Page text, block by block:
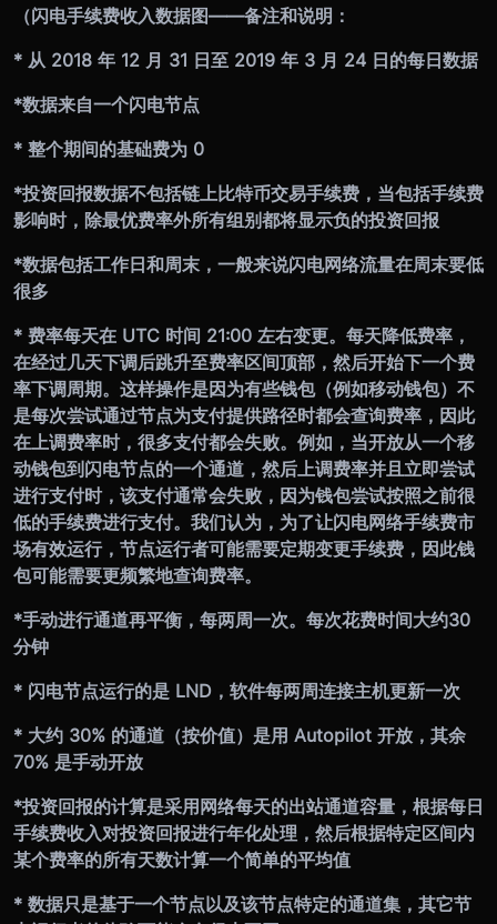
（闪电手续费收入数据图——备注和说明：
* 从 2018 年 12 月 31 日至 2019 年 3 月 24 日的每日数据
*数据来自一个闪电节点
* 整个期间的基础费为 0
*投资回报数据不包括链上比特币交易手续费，当包括手续费
影响时，除最优费率外所有组别都将显示负的投资回报
*数据包括工作日和周末，一般来说闪电网络流量在周末要低
很多
* 费率每天在 UTC 时间 21:00 左右变更。每天降低费率，
在经过几天下调后跳升至费率区间顶部，然后开始下一个费
率下调周期。这样操作是因为有些钱包（例如移动钱包）不
是每次尝试通过节点为支付提供路径时都会查询费率，因此
在上调费率时，很多支付都会失败。例如，当开放从一个移
动钱包到闪电节点的一个通道，然后上调费率并且立即尝试
进行支付时，该支付通常会失败，因为钱包尝试按照之前很
低的手续费进行支付。我们认为，为了让闪电网络手续费市
场有效运行，节点运行者可能需要定期变更手续费，因此钱
包可能需要更频繁地查询费率。
*手动进行通道再平衡，每两周一次。每次花费时间大约30
分钟
* 闪电节点运行的是 LND，软件每两周连接主机更新一次
* 大约 30% 的通道（按价值）是用 Autopilot 开放，其余
70% 是手动开放
*投资回报的计算是采用网络每天的出站通道容量，根据每日
手续费收入对投资回报进行年化处理，然后根据特定区间内
某个费率的所有天数计算一个简单的平均值
* 数据只是基于一个节点以及该节点特定的通道集，其它节